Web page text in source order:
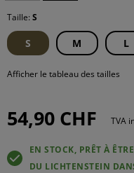
Taille: S
S M L
Afficher le tableau des tailles
54,90 CHF TVA
EN STOCK, PRÊT À
DU LICHTENSTEIN